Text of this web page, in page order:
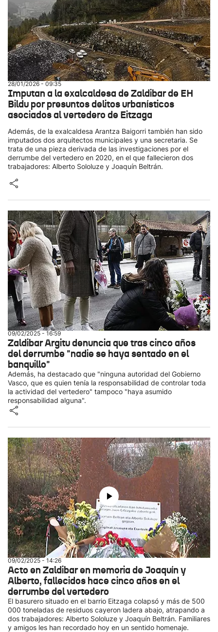
28/01/2026 - 09:35
Imputan a la exalcaldesa de Zaldibar de EH
Bildu por presuntos delitos urbanísticos
asociados al vertedero de Eitzaga
Además, de la exalcaldesa Arantza Baigorri también han sido
imputados dos arquitectos municipales y una secretaria. Se
trata de una pieza derivada de las investigaciones por el
derrumbe del vertedero en 2020, en el que fallecieron dos
trabajadores: Alberto Sololuze y Joaquín Beltrán.
09/02/2025 - 16:59
Zaldibar Argitu denuncia que tras cinco años
del derrumbe "nadie se haya sentado en el
banquillo"
Además, ha destacado que "ninguna autoridad del Gobierno
Vasco, que es quien tenía la responsabilidad de controlar toda
la actividad del vertedero" tampoco "haya asumido
responsabilidad alguna".
09/02/2025 - 14:26
Acto en Zaldibar en memoria de Joaquín y
Alberto, fallecidos hace cinco años en el
derrumbe del vertedero
El basurero situado en el barrio Eitzaga colapsó y más de 500
000 toneladas de residuos cayeron ladera abajo, atrapando a
dos trabajadores: Alberto Sololuze y Joaquín Beltrán. Familiares
y amigos les han recordado hoy en un sentido homenaje.